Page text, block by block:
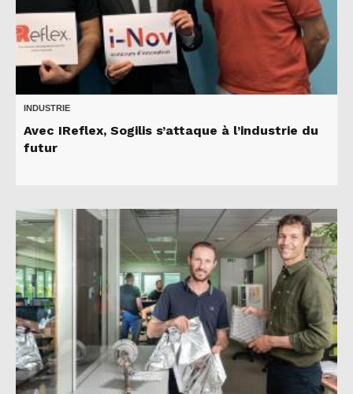
INDUSTRIE
Avec IReflex, Sogilis s’attaque à l’industrie du
futur